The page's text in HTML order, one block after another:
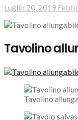
Luglio 20, 2019
Tavolino
Tavolino